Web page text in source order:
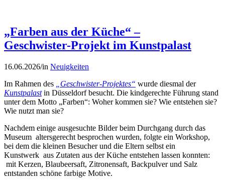
„Farben aus der Küche“ –
Geschwister-Projekt im Kunstpalast
16.06.2026/in Neuigkeiten
Im Rahmen des
„Geschwister-Projektes“ wurde diesmal der
Kunstpalastin Düsseldorf besucht. Die kindgerechte Führung stand
unter dem Motto „Farben“: Woher kommen sie? Wie entstehen sie?
Wie nutzt man sie?
Nachdem einige ausgesuchte Bilder beim Durchgang durch das
Museum altersgerecht besprochen wurden, folgte ein Workshop,
bei dem die kleinen Besucher und die Eltern selbst ein
Kunstwerk aus Zutaten aus der Küche entstehen lassen konnten:
mit Kerzen, Blaubeersaft, Zitronensaft, Backpulver und Salz
entstanden schöne farbige Motive.